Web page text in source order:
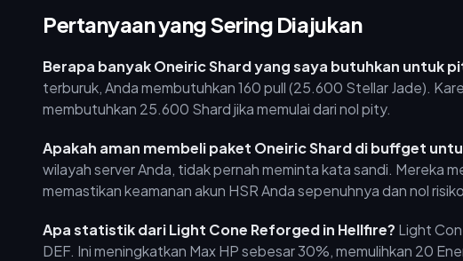
Pertanyaan yang Sering Diajukan
Berapa banyak Oneiric Shard yang saya butuhkan untuk
terburuk, Anda membutuhkan 160 pull (25.600 Stellar Jade).
membutuhkan 25.600 Shard jika memulai dari nol pity.
Apakah aman membeli paket Oneiric Shard di buffget
wilayah server Anda, tidak pernah meminta kata sandi. Mereka
memastikan keamanan akun HSR Anda sepenuhnya dan nol
Apa statistik dari Light Cone Reforged in Hellfire? Light
DEF. Ini meningkatkan Max HP sebesar 30%, memulihkan 20